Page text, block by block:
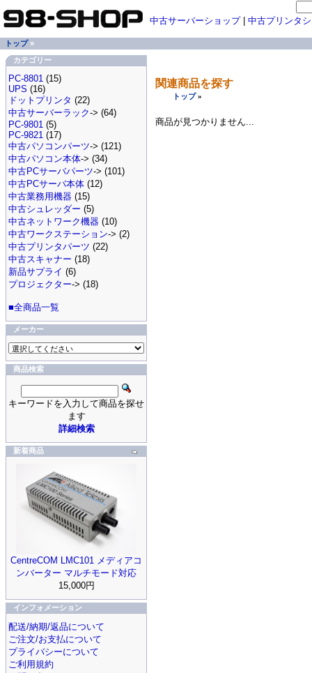
関連商品を探す
トップ»
商品が見つかりません...
中古サーバーショップ| 中古プリンタ
トップ»
カテゴリー
PC-8801 (15)
UPS (16)
ドットプリンタ (22)
中古サーバーラック-> (64)
PC-9801 (5)
PC-9821 (17)
中古パソコンパーツ-> (121)
中古パソコン本体-> (34)
中古PCサーバパーツ-> (101)
中古PCサーバ本体 (12)
中古業務用機器 (15)
中古シュレッダー (5)
中古ネットワーク機器 (10)
中古ワークステーション-> (2)
中古プリンタパーツ (22)
中古スキャナー (18)
新品サプライ (6)
プロジェクター-> (18)
■全商品一覧
メーカー
商品検索
キーワードを入力して商品を探せ
ます
詳細検索
新着商品
CentreCOM LMC101 メディアコ
ンバーター マルチモード対応
15,000円
インフォメーション
配送/納期/返品について
ご注文/お支払について
プライバシーについて
ご利用規約